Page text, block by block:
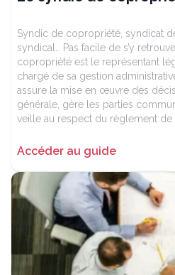
Syndic de copropriété, syndicat
syndical… Pas facile de s’y
copropriété est le représentant
chargé de sa gestion
assure la mise en œuvre des
générale, gère les parties
veille au respect du règlement de
Accéder au guide